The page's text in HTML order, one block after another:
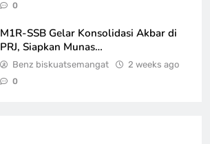
0
M1R-SSB Gelar Konsolidasi Akbar di
PRJ, Siapkan Munas…
Benz biskuatsemangat 2 weeks ago
0